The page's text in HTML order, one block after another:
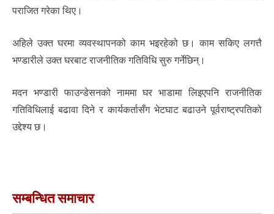
पराजित गरेका थिए।
अहिले उक्त घरमा व्यवस्थापनको काम भइरहेको छ। काम सकिए लगत्तै
भण्डारीले उक्त घरबाट राजनीतिक गतिविधि सुरु गर्नेछिन्।
मदन भण्डारी फाउन्डेसनको नाममा घर भाडामा लिइएपनि राजनीतिक
गतिविधिलाई बढावा दिने र कार्यकर्तासँग भेटघाट बढाउने पूर्वराष्ट्रपतिको
उद्देश्य छ।
सम्बन्धित समाचार